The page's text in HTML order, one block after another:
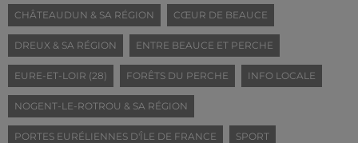
CHÂTEAUDUN & SA RÉGION CŒUR DE BEAUCE
DREUX & SA RÉGION ENTRE BEAUCE ET PERCHE
EURE-ET-LOIR (28) FORÊTS DU PERCHE INFO LOCALE
NOGENT-LE-ROTROU & SA RÉGION
PORTES EURÉLIENNES D'ÎLE DE FRANCE SPORT